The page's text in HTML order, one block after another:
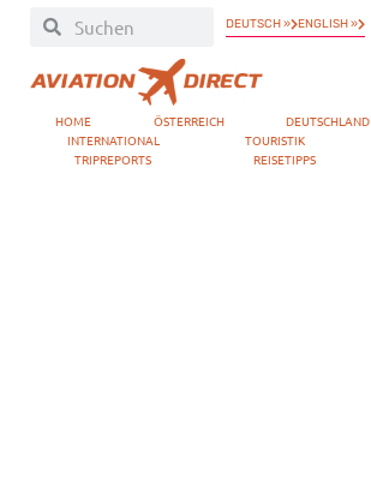
DEUTSCH » ENGLISH »
HOME ÖSTERREICH DEUTSCHLAND
INTERNATIONAL
TOURISTIK
TRIPREPORTS
REISETIPPS